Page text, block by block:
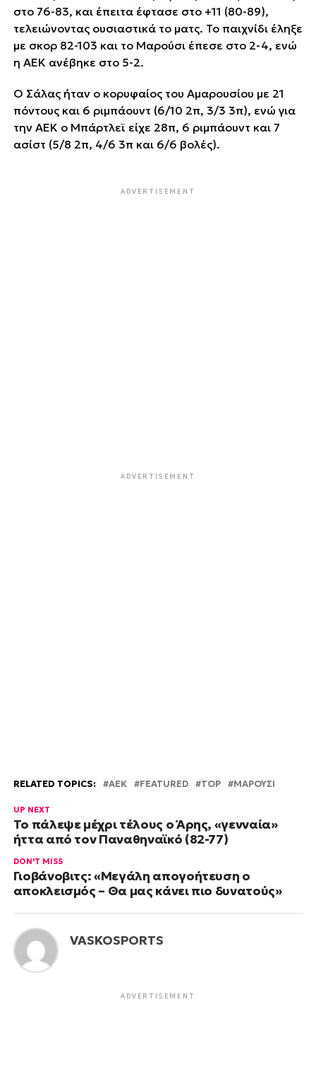
στο 76-83, και έπειτα έφτασε στο +11 (80-89),
τελειώνοντας ουσιαστικά το ματς. Το παιχνίδι έληξε
με σκορ 82-103 και το Μαρούσι έπεσε στο 2-4, ενώ
η ΑΕΚ ανέβηκε στο 5-2.
Ο Σάλας ήταν ο κορυφαίος του Αμαρουσίου με 21
πόντους και 6 ριμπάουντ (6/10 2π, 3/3 3π), ενώ για
την ΑΕΚ ο Μπάρτλεϊ είχε 28π, 6 ριμπάουντ και 7
ασίστ (5/8 2π, 4/6 3π και 6/6 βολές).
ADVERTISEMENT
ADVERTISEMENT
RELATED TOPICS: AEK FEATURED TOP ΜΑΡΟΥΣΙ
UP NEXT
Το πάλεψε μέχρι τέλους ο Άρης, «γενναία»
ήττα από τον Παναθηναϊκό (82-77)
DON'T MISS
Γιοβάνοβιτς: «Μεγάλη απογοήτευση ο
αποκλεισμός – Θα μας κάνει πιο δυνατούς»
VASKOSPORTS
ADVERTISEMENT